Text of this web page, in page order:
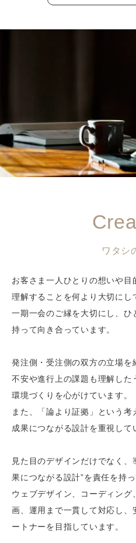
ワタシ
お客さま一人ひとりの想いや
理解することを何より大切にし
一期一会のご縁を大切にし、ひ
持って向き合っています。
発注側・受注側の双方の立場
不安や進行上の課題も理解した
環境づくりを心がけています。
また、「論より証拠」という考
成果につながる設計を重視して
見た目のデザインだけでなく
果につながる設計”を責任を持
ウェブデザイン、コーディン
画、運用まで一貫して対応し
ートナーを目指しています。